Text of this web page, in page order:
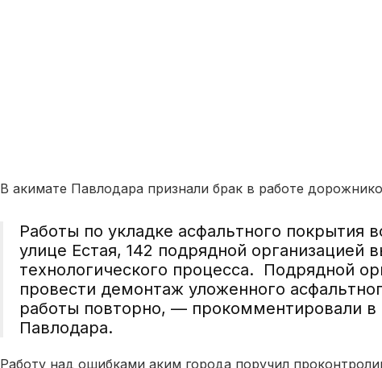
В акимате Павлодара признали брак в работе
Работы по укладке асфальтного покрытия
улице Естая, 142 подрядной организацией
технологического процесса. Подрядной
провести демонтаж уложенного
работы повторно, — прокомментировали в
Павлодара.
Работу над ошибками аким города поручил